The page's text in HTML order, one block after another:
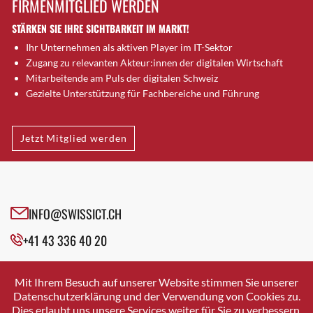
Brugg AG
Brütten
Bubendorf
Bubikon
Buchs (SG)
Bäretswil
Bülach
Cazis
Crissier
Davos Platz
Dierikon
Dietikon
FIRMENMITGLIED WERDEN
STÄRKEN SIE IHRE SICHTBARKEIT IM MARKT!
Ihr Unternehmen als aktiven Player im IT-Sektor
Zugang zu relevanten Akteur:innen der digitalen Wirtschaft
Mitarbeitende am Puls der digitalen Schweiz
Gezielte Unterstützung für Fachbereiche und Führung
Jetzt Mitglied werden
INFO@SWISSICT.CH
+41 43 336 40 20
SWISSICT
VULKANSTRASSE 120
8048 ZURICH
Mit Ihrem Besuch auf unserer Website stimmen Sie unserer
Datenschutzerklärung und der Verwendung von Cookies zu.
Dies erlaubt uns unsere Services weiter für Sie zu verbessern.